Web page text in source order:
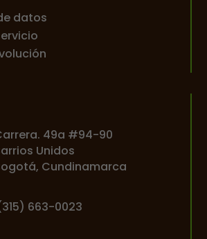
datos
49a #94-90
Unidos
Cundinamarca
315) 663-0023